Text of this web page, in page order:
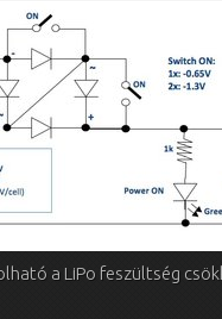
a LiPo feszültség